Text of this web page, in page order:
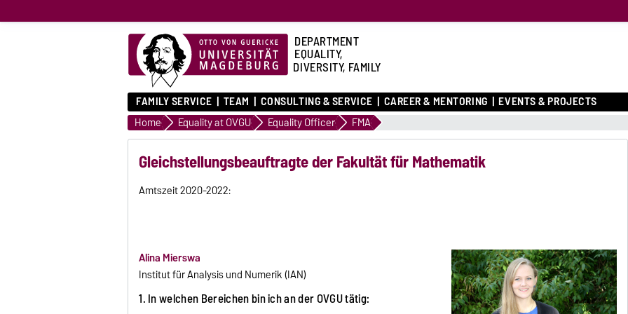
DEPARTMENT
EQUALITY,
DIVERSITY, FAMILY
FAMILY SERVICE TEAM CONSULTING & SERVICE CAREER & MENTORING EVENTS & PROJECTS
Home Equality at OVGU Equality Officer FMA
Gleichstellungsbeauftragte der Fakultät für Mathematik
Amtszeit 2020-2022:
Alina Mierswa
Institut für Analysis und Numerik (IAN)
1. In welchen Bereichen bin ich an der OVGU tätig: